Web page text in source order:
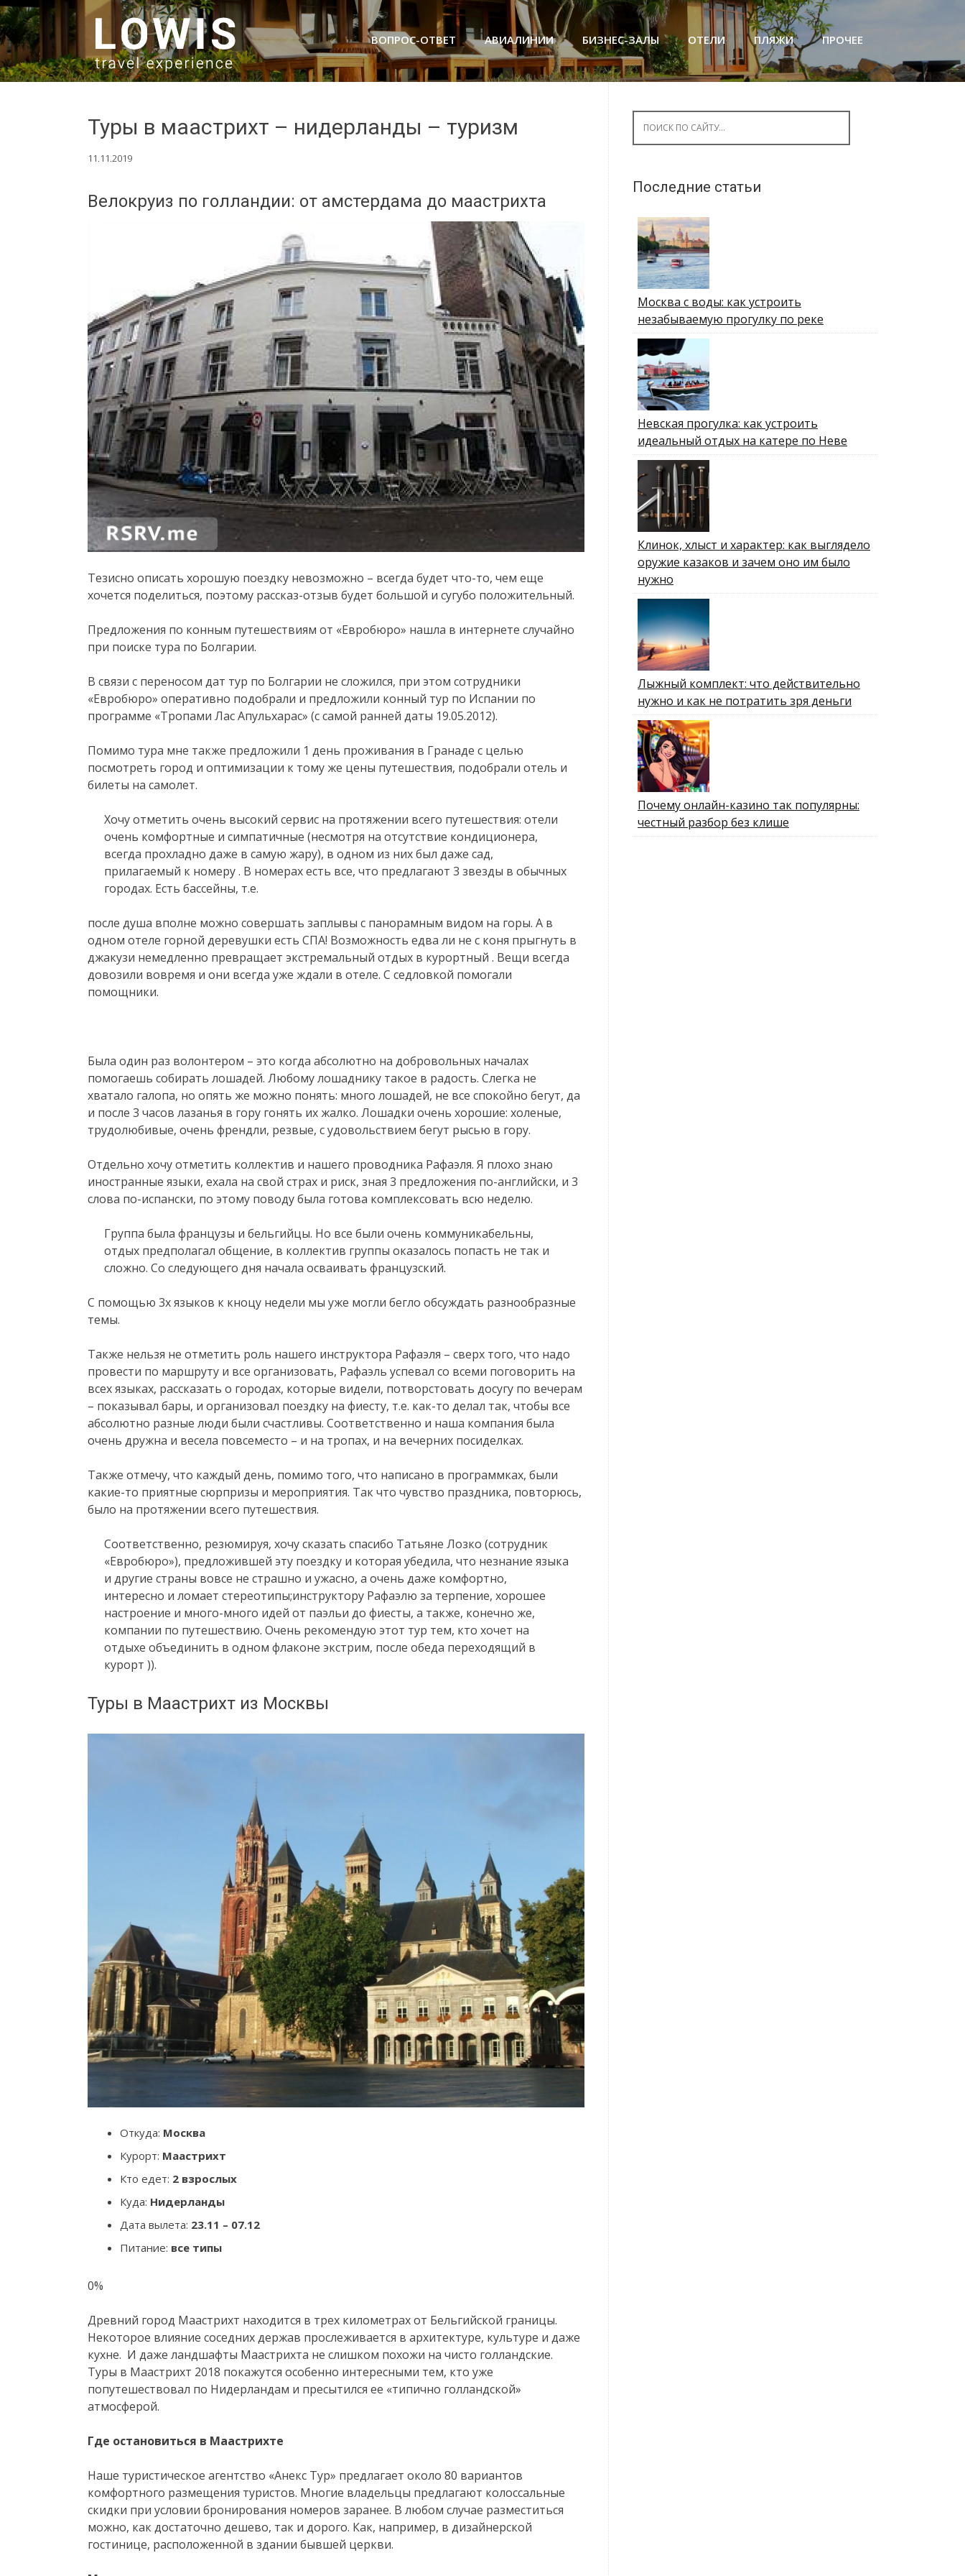
SKIP TO CONTENT ПРОЧЕЕ
ПЛЯЖИ
ОТЕЛИ
БИЗНЕС-ЗАЛЫ
АВИАЛИНИИ
ВОПРОС-ОТВЕТ
Туры в маастрихт – нидерланды – туризм
11.11.2019
Велокруиз по голландии: от амстердама до маастрихта
Тезисно описать хорошую поездку невозможно – всегда будет что-то, чем еще
хочется поделиться, поэтому рассказ-отзыв будет большой и сугубо положительный.
Предложения по конным путешествиям от «Евробюро» нашла в интернете случайно
при поиске тура по Болгарии.
В связи с переносом дат тур по Болгарии не сложился, при этом сотрудники
«Евробюро» оперативно подобрали и предложили конный тур по Испании по
программе «Тропами Лас Апульхарас» (с самой ранней даты 19.05.2012).
Помимо тура мне также предложили 1 день проживания в Гранаде с целью
посмотреть город и оптимизации к тому же цены путешествия, подобрали отель и
билеты на самолет.
Хочу отметить очень высокий сервис на протяжении всего путешествия: отели
очень комфортные и симпатичные (несмотря на отсутствие кондиционера,
всегда прохладно даже в самую жару), в одном из них был даже сад,
прилагаемый к номеру . В номерах есть все, что предлагают 3 звезды в обычных
городах. Есть бассейны, т.е.
после душа вполне можно совершать заплывы с панорамным видом на горы. А в
одном отеле горной деревушки есть СПА! Возможность едва ли не с коня прыгнуть в
джакузи немедленно превращает экстремальный отдых в курортный . Вещи всегда
довозили вовремя и они всегда уже ждали в отеле. С седловкой помогали
помощники.
Была один раз волонтером – это когда абсолютно на добровольных началах
помогаешь собирать лошадей. Любому лошаднику такое в радость. Слегка не
хватало галопа, но опять же можно понять: много лошадей, не все спокойно бегут, да
и после 3 часов лазанья в гору гонять их жалко. Лошадки очень хорошие: холеные,
трудолюбивые, очень френдли, резвые, с удовольствием бегут рысью в гору.
Отдельно хочу отметить коллектив и нашего проводника Рафаэля. Я плохо знаю
иностранные языки, ехала на свой страх и риск, зная 3 предложения по-английски, и 3
слова по-испански, по этому поводу была готова комплексовать всю неделю.
Группа была французы и бельгийцы. Но все были очень коммуникабельны,
отдых предполагал общение, в коллектив группы оказалось попасть не так и
сложно. Со следующего дня начала осваивать французский.
С помощью 3х языков к кноцу недели мы уже могли бегло обсуждать разнообразные
темы.
Также нельзя не отметить роль нашего инструктора Рафаэля – сверх того, что надо
провести по маршруту и все организовать, Рафаэль успевал со всеми поговорить на
всех языках, рассказать о городах, которые видели, потворстовать досугу по вечерам
– показывал бары, и организовал поездку на фиесту, т.е. как-то делал так, чтобы все
абсолютно разные люди были счастливы. Соответственно и наша компания была
очень дружна и весела повсеместо – и на тропах, и на вечерних посиделках.
Также отмечу, что каждый день, помимо того, что написано в программках, были
какие-то приятные сюрпризы и мероприятия. Так что чувство праздника, повторюсь,
было на протяжении всего путешествия.
Соответственно, резюмируя, хочу сказать спасибо Татьяне Лозко (сотрудник
«Евробюро»), предложившей эту поездку и которая убедила, что незнание языка
и другие страны вовсе не страшно и ужасно, а очень даже комфортно,
интересно и ломает стереотипы;инструктору Рафаэлю за терпение, хорошее
настроение и много-много идей от паэльи до фиесты, а также, конечно же,
компании по путешествию. Очень рекомендую этот тур тем, кто хочет на
отдыхе объединить в одном флаконе экстрим, после обеда переходящий в
курорт )).
Туры в Маастрихт из Москвы
Откуда: Москва
Курорт: Маастрихт
Кто едет: 2 взрослых
Куда: Нидерланды
Дата вылета: 23.11 – 07.12
Питание: все типы
0%
Древний город Маастрихт находится в трех километрах от Бельгийской границы.
Некоторое влияние соседних держав прослеживается в архитектуре, культуре и даже
кухне. И даже ландшафты Маастрихта не слишком похожи на чисто голландские.
Туры в Маастрихт 2018 покажутся особенно интересными тем, кто уже
попутешествовал по Нидерландам и пресытился ее «типично голландской»
атмосферой.
Где остановиться в Маастрихте
Наше туристическое агентство «Анекс Тур» предлагает около 80 вариантов
комфортного размещения туристов. Многие владельцы предлагают колоссальные
скидки при условии бронирования номеров заранее. В любом случае разместиться
можно, как достаточно дешево, так и дорого. Как, например, в дизайнерской
гостинице, расположенной в здании бывшей церкви.
Последние статьи
Москва с воды: как устроить
незабываемую прогулку по реке
Невская прогулка: как устроить
идеальный отдых на катере по Неве
Клинок, хлыст и характер: как выглядело
оружие казаков и зачем оно им было
нужно
Лыжный комплект: что действительно
нужно и как не потратить зря деньги
Почему онлайн-казино так популярны:
честный разбор без клише